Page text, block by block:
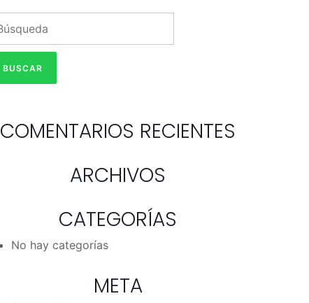
COMENTARIOS RECIENTES
ARCHIVOS
CATEGORÍAS
No hay categorías
META